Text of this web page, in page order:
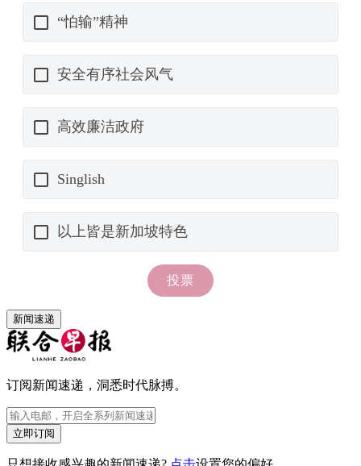
新闻速递
订阅新闻速递，洞悉时代脉搏。
立即订阅